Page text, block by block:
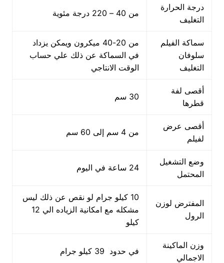
درجة الحرارة
التغليف
من 40 – 220 درجة مئوية
سماكة الفيلم
سلوفان
التغليف
من 20-40 ميكرون ويمكن يزداد
في السماكة عن ذلك علي حساب
الوقت الانتاجي
أقصى لفة
قطرها
30 سم
أقصى عرض
لفيلم
من 4 سم إلى 60 سم
وضع التشغيل
المحتمل
24 ساعة في اليوم
المفترض لوزن
الرول
10 كيلو جرام لو نقص عن ذلك ليس
مشكله مع امكانية الزياده الي 12
كيلو
وزن الماكينة
الاجمالي
في حدود 39 كيلو جرام